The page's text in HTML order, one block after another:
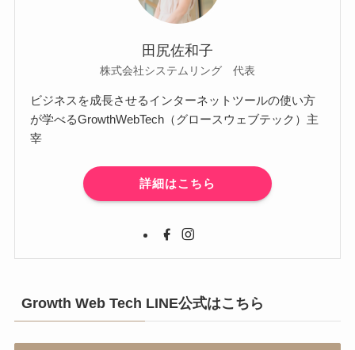
田尻佐和子
株式会社システムリング 代表
ビジネスを成長させるインターネットツールの使い方
が学べるGrowthWebTech（グロースウェブテック）主
宰
詳細はこちら
Growth Web Tech LINE公式はこちら